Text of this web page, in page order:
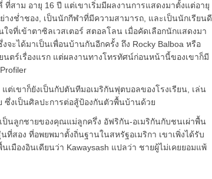
สาม อายุ 16 ปี แต่เขาเริ่มมีผลงานการแสดงมาตั้งแต่อายุ
งช่ำชอง, เป็นนักกีฬาที่มีความสามารถ, และเป็นนักเรียนดี
จที่เข้าตาซิลเวสเตอร์ สตอลโลน เมื่อคัดเลือกนักแสดงมา
ะได้มาเป็นเพื่อนบ้านกันอีกครั้ง ถึง Rocky Balboa หรือ
ตร์เรื่องแรก แต่ผลงานทางโทรทัศน์ก่อนหน้านี้ของเขาก็มี
ต่เขาก็ยังเป็นกัปตันทีมอเมริกันฟุตบอลของโรงเรียน, เล่น
ซึ่งเป็นศิลปะการต่อสู้ป้องกันตัวพื้นบ้านด้วย
เป็นลูกชายของคุณแม่ลูกครึ่ง อัฟริกัน-อเมริกันกับชนเผ่าพื้น
สอง ที่อพยพมาตั้งถิ่นฐานในสหรัฐอเมริกา เขาเพิ่งได้รับ
เมืองอินเดียนว่า Kawaysash แปลว่า ชายผู้ไม่เคยยอมแพ้